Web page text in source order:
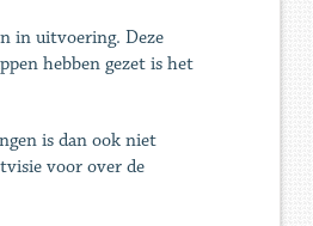
in uitvoering. Deze
hebben gezet is het
is dan ook niet
voor over de